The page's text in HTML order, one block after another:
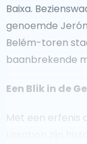
Baixa.
genoemde
Belém-toren
baanbrekende
Een Blik in de
Met een erfenis